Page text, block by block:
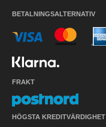
BETALNINGSALTERNATIV
FRAKT
HÖGSTA KREDITVÄRDIGHET